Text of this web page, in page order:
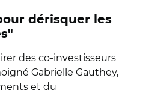
dérisquer les
des co-investisseurs
Gabrielle Gauthey,
et du